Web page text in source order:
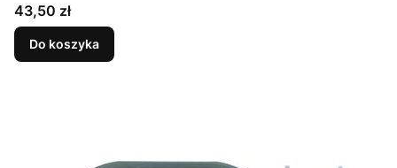
Cena
43,50 zł
Do koszyka